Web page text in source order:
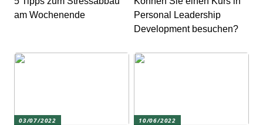
am Wochenende
Personal Leadership
Development besuchen?
03/07/2022 10/06/2022